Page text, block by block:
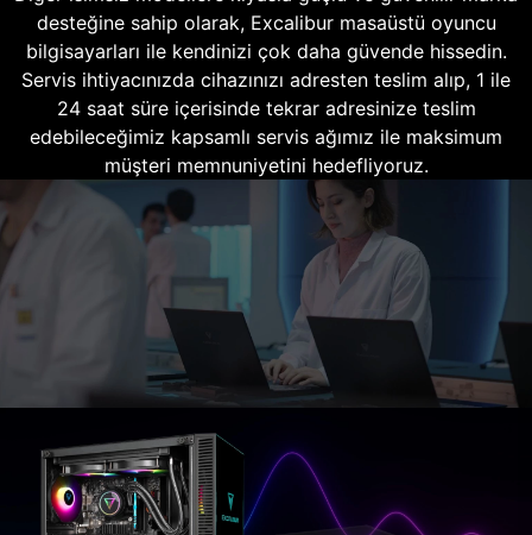
desteğine sahip olarak, Excalibur masaüstü oyuncu
bilgisayarları ile kendinizi çok daha güvende hissedin.
Servis ihtiyacınızda cihazınızı adresten teslim alıp, 1 ile
24 saat süre içerisinde tekrar adresinize teslim
edebileceğimiz kapsamlı servis ağımız ile maksimum
müşteri memnuniyetini hedefliyoruz.